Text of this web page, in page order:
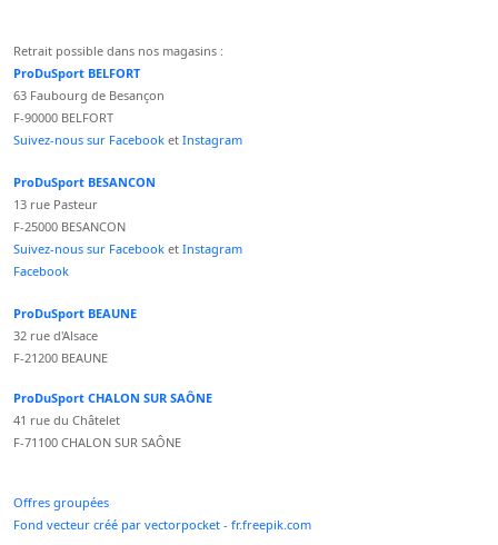
Retrait possible dans nos magasins :
ProDuSport BELFORT
63 Faubourg de Besançon
F-90000 BELFORT
Suivez-nous sur Facebook et Instagram
ProDuSport BESANCON
13 rue Pasteur
F-25000 BESANCON
Suivez-nous sur Facebook et Instagram
Facebook
ProDuSport BEAUNE
32 rue d'Alsace
F-21200 BEAUNE
ProDuSport CHALON SUR SAÔNE
41 rue du Châtelet
F-71100 CHALON SUR SAÔNE
Offres groupées
Fond vecteur créé par vectorpocket - fr.freepik.com